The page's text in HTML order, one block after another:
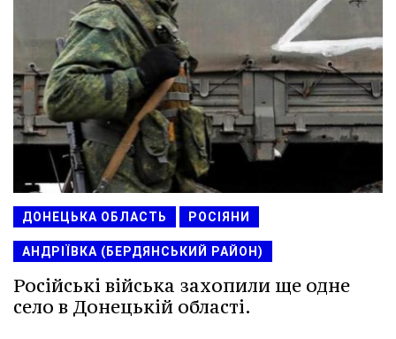
ДОНЕЦЬКА ОБЛАСТЬ РОСІЯНИ
АНДРІЇВКА (БЕРДЯНСЬКИЙ РАЙОН)
Російські війська захопили ще одне
село в Донецькій області.